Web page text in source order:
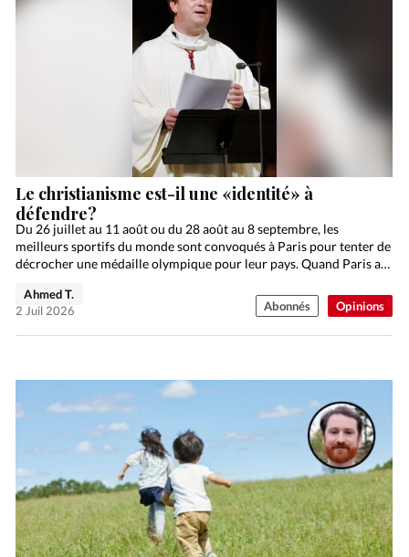
Opinions
Le christianisme est-il une «identité» à
défendre?
Du 26 juillet au 11 août ou du 28 août au 8 septembre, les
meilleurs sportifs du monde sont convoqués à Paris pour tenter de
décrocher une médaille olympique pour leur pays. Quand Paris a…
Ahmed T.
2 Juil 2026
Abonnés